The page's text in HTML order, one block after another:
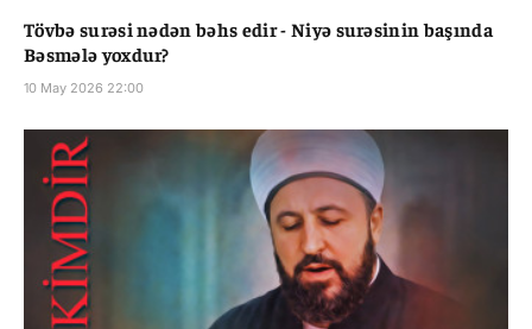
Tövbə surəsi nədən bəhs edir - Niyə surəsinin başında
Bəsmələ yoxdur?
10 May 2026 22:00